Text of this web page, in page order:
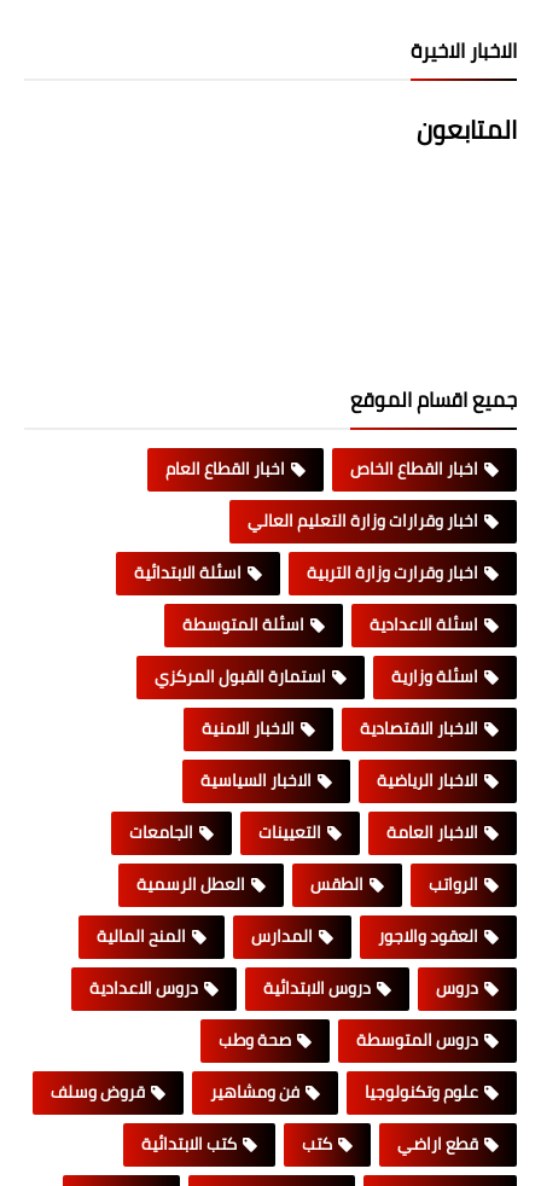
الاخبار الاخيرة
المتابعون
جميع اقسام الموقع
اخبار القطاع الخاص
اخبار القطاع العام
اخبار وقرارات وزارة التعليم العالي
اخبار وقرارت وزارة التربية
اسئلة الابتدائية
اسئلة الاعدادية
اسئلة المتوسطة
اسئلة وزارية
استمارة القبول المركزي
الاخبار الاقتصادية
الاخبار الامنية
الاخبار الرياضية
الاخبار السياسية
الاخبار العامة
التعيينات
الجامعات
الرواتب
الطقس
العطل الرسمية
العقود والاجور
المدارس
المنح المالية
دروس
دروس الابتدائية
دروس الاعدادية
دروس المتوسطة
صحة وطب
علوم وتكنولوجيا
فن ومشاهير
قروض وسلف
قطع اراضي
كتب
كتب الابتدائية